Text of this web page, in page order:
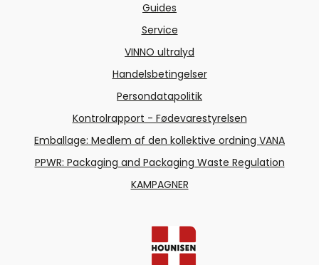
Guides
Service
VINNO ultralyd
Handelsbetingelser
Persondatapolitik
Kontrolrapport - Fødevarestyrelsen
Emballage: Medlem af den kollektive ordning VANA
PPWR: Packaging and Packaging Waste Regulation
KAMPAGNER